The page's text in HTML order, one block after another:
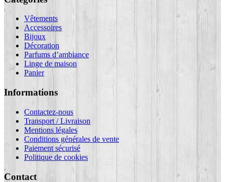
Vêtements
Accessoires
Bijoux
Décoration
Parfums d’ambiance
Linge de maison
Panier
Informations
Contactez-nous
Transport / Livraison
Mentions légales
Conditions générales de vente
Paiement sécurisé
Politique de cookies
Contact